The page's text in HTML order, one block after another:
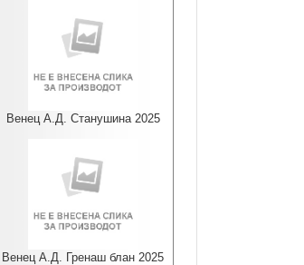
Венец А.Д. Станушина 2025
Венец А.Д. Гренаш блан 2025